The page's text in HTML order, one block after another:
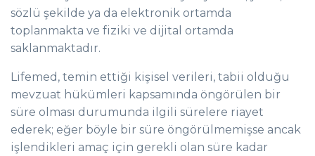
sözlü şekilde ya da elektronik ortamda
toplanmakta ve fiziki ve dijital ortamda
saklanmaktadır.
Lifemed, temin ettiği kişisel verileri, tabii olduğu
mevzuat hükümleri kapsamında öngörülen bir
süre olması durumunda ilgili sürelere riayet
ederek; eğer böyle bir süre öngörülmemişse ancak
işlendikleri amaç için gerekli olan süre kadar